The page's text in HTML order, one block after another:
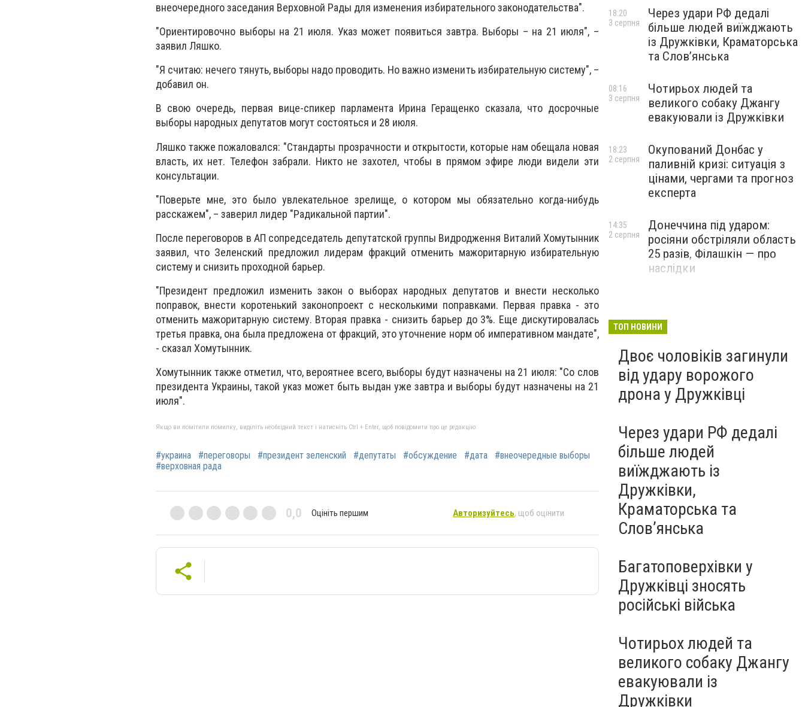
внеочередного заседания Верховной Рады для изменения избирательного законодательства".
"Ориентировочно выборы на 21 июля. Указ может появиться завтра. Выборы – на 21 июля", –
заявил Ляшко.
"Я считаю: нечего тянуть, выборы надо проводить. Но важно изменить избирательную систему", –
добавил он.
В свою очередь, первая вице-спикер парламента Ирина Геращенко сказала, что досрочные
выборы народных депутатов могут состояться и 28 июля.
Ляшко также пожаловался: "Стандарты прозрачности и открытости, которые нам обещала новая
власть, их нет. Телефон забрали. Никто не захотел, чтобы в прямом эфире люди видели эти
консультации.
"Поверьте мне, это было увлекательное зрелище, о котором мы обязательно когда-нибудь
расскажем", – заверил лидер "Радикальной партии".
После переговоров в АП сопредседатель депутатской группы Видродження Виталий Хомутынник
заявил, что Зеленский предложил лидерам фракций отменить мажоритарную избирательную
систему и снизить проходной барьер.
"Президент предложил изменить закон о выборах народных депутатов и внести несколько
поправок, внести коротенький законопроект с несколькими поправками. Первая правка - это
отменить мажоритарную систему. Вторая правка - снизить барьер до 3%. Еще дискутировалась
третья правка, она была предложена от фракций, это уточнение норм об императивном мандате",
- сказал Хомутынник.
Хомутынник также отметил, что, вероятнее всего, выборы будут назначены на 21 июля: "Со слов
президента Украины, такой указ может быть выдан уже завтра и выборы будут назначены на 21
июля".
Якщо ви помітили помилку, виділіть необхідний текст і натисніть Ctrl + Enter, щоб повідомити про це редакцію
#украина #переговоры #президент зеленский #депутаты #обсуждение #дата
#внеочередные выборы
#верховная рада
0,0 Оцініть першим Авторизуйтесь, щоб оцінити
Через удари РФ дедалі
більше людей виїжджають
із Дружківки, Краматорська
та Слов’янська
18:20
3 серпня
Чотирьох людей та
великого собаку Джангу
евакуювали із Дружківки
08:16
3 серпня
Окупований Донбас у
паливній кризі: ситуація з
цінами, чергами та прогноз
експерта
18:23
2 серпня
Донеччина під ударом:
росіяни обстріляли область
25 разів, Філашкін — про
наслідки
14:35
2 серпня
ТОП НОВИНИ
Двоє чоловіків загинули
від удару ворожого
дрона у Дружківці
Через удари РФ дедалі
більше людей
виїжджають із
Дружківки,
Краматорська та
Слов’янська
Багатоповерхівки у
Дружківці зносять
російські війська
Чотирьох людей та
великого собаку Джангу
евакуювали із
Дружківки